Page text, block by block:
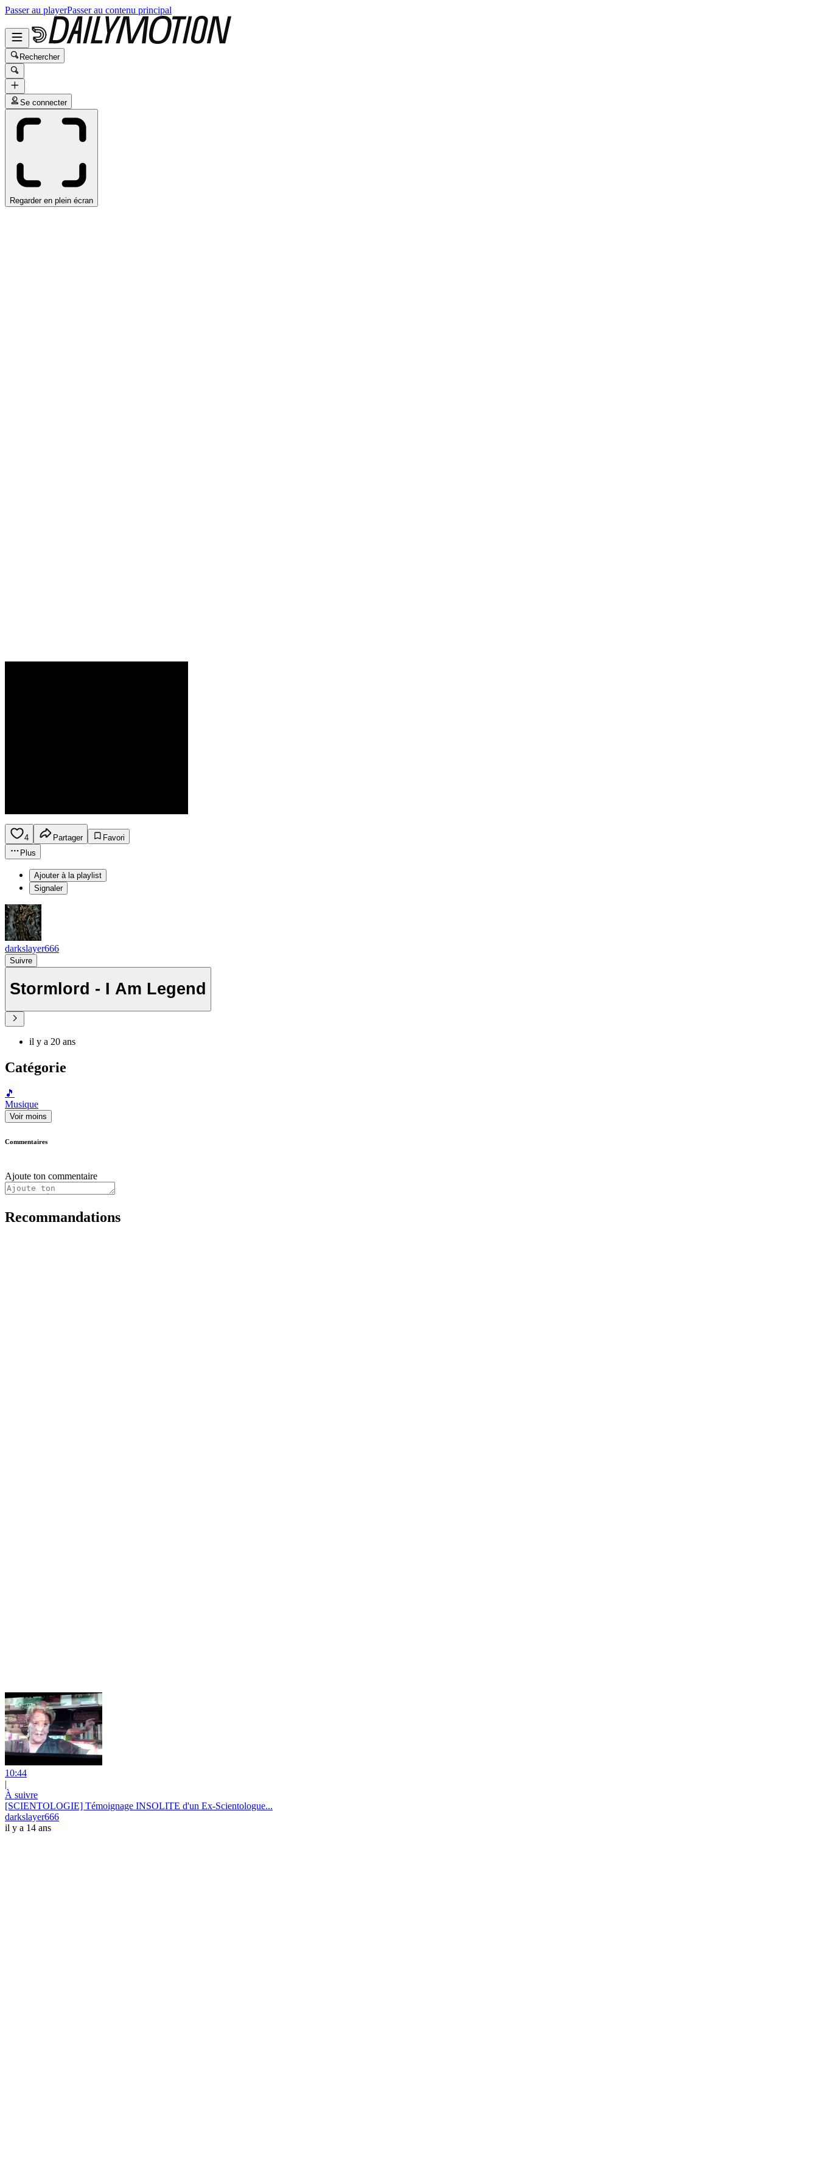
Passer au playerPasser au contenu principal
Rechercher
Se connecter
Regarder en plein écran
4 Partager
Favori
Plus
Ajouter à la playlist
Signaler
darkslayer666
Suivre
Stormlord - I Am Legend
il y a 20 ans
Catégorie
🎵
Musique
Voir moins
Commentaires
Ajoute ton commentaire
Recommandations
10:44
|
À suivre
[SCIENTOLOGIE] Témoignage INSOLITE d'un Ex-Scientologue...
darkslayer666
il y a 14 ans